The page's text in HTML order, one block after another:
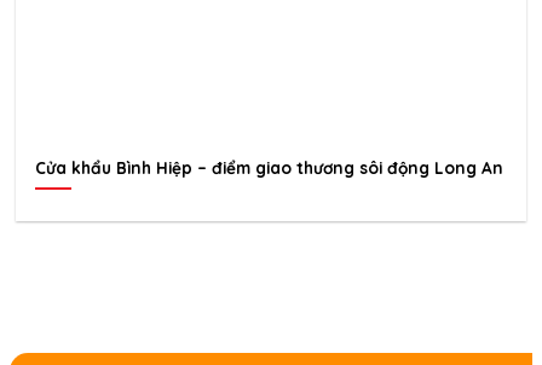
Cửa khẩu Bình Hiệp – điểm giao thương sôi động Long An